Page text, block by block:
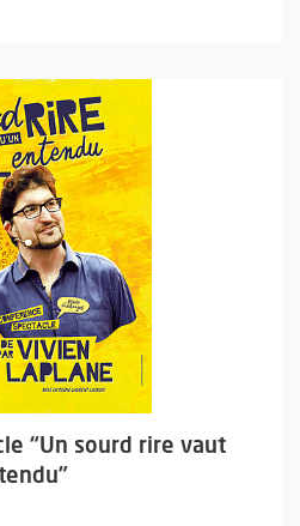
“Un sourd rire vaut
: Conférence spectacle